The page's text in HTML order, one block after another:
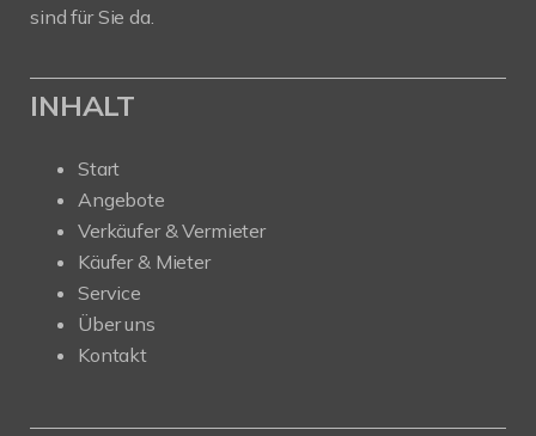
sind für Sie da.
INHALT
Start
Angebote
Verkäufer & Vermieter
Käufer & Mieter
Service
Über uns
Kontakt